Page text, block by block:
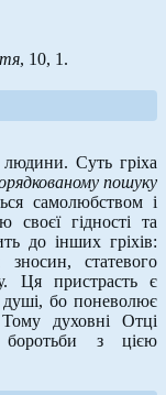
, 10, 1.
Суть гріха
пошуку
самолюбством і
гідності та
до інших гріхів:
статевого
Ця пристрасть є
бо поневолює
духовні Отці
боротьби з цією